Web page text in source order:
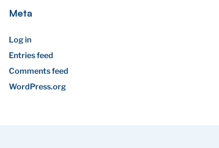
Meta
Log in
Entries feed
Comments feed
WordPress.org